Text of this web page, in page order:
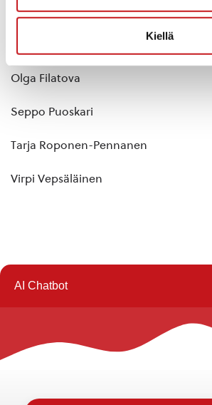
Kiellä
Jaana Heikkinen
Olga Filatova
Seppo Puoskari
Tarja Roponen-Pennanen
Virpi Vepsäläinen
Rautalammin kunta